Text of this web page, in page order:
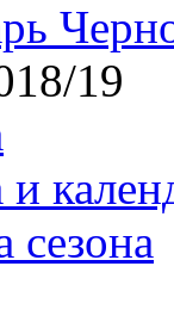
19
сезона